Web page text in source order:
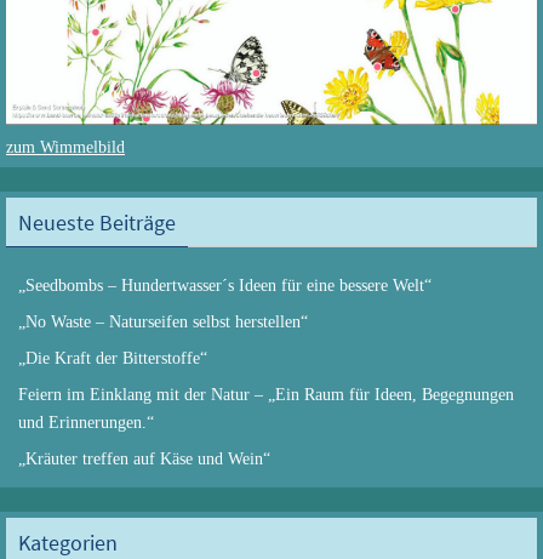
zum Wimmelbild
Neueste Beiträge
„Seedbombs – Hundertwasser´s Ideen für eine bessere Welt“
„No Waste – Naturseifen selbst herstellen“
„Die Kraft der Bitterstoffe“
Feiern im Einklang mit der Natur – „Ein Raum für Ideen, Begegnungen
und Erinnerungen.“
„Kräuter treffen auf Käse und Wein“
Kategorien